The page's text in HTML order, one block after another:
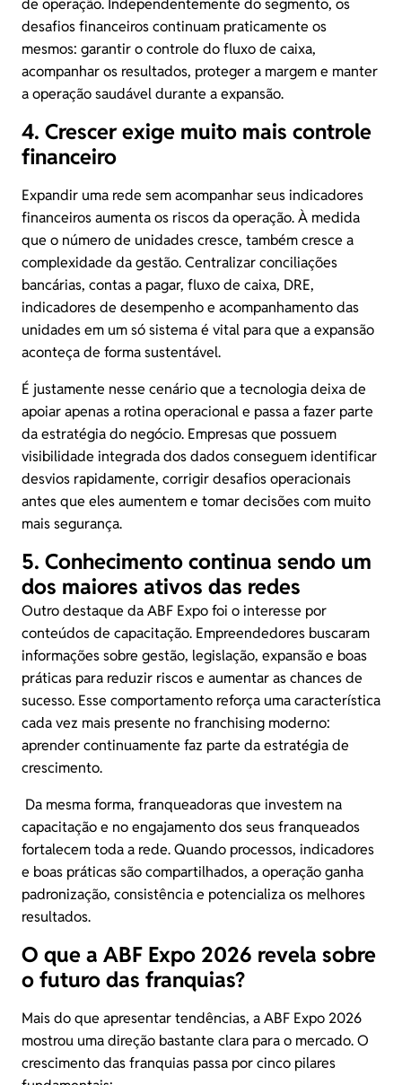
de operação. Independentemente do segmento, os
desafios financeiros continuam praticamente os
mesmos: garantir o controle do fluxo de caixa,
acompanhar os resultados, proteger a margem e manter
a operação saudável durante a expansão.
4. Crescer exige muito mais controle
financeiro
Expandir uma rede sem acompanhar seus indicadores
financeiros aumenta os riscos da operação. À medida
que o número de unidades cresce, também cresce a
complexidade da gestão. Centralizar conciliações
bancárias, contas a pagar, fluxo de caixa, DRE,
indicadores de desempenho e acompanhamento das
unidades em um só sistema é vital para que a expansão
aconteça de forma sustentável.
É justamente nesse cenário que a tecnologia deixa de
apoiar apenas a rotina operacional e passa a fazer parte
da estratégia do negócio. Empresas que possuem
visibilidade integrada dos dados conseguem identificar
desvios rapidamente, corrigir desafios operacionais
antes que eles aumentem e tomar decisões com muito
mais segurança.
5. Conhecimento continua sendo um
dos maiores ativos das redes
Outro destaque da ABF Expo foi o interesse por
conteúdos de capacitação. Empreendedores buscaram
informações sobre gestão, legislação, expansão e boas
práticas para reduzir riscos e aumentar as chances de
sucesso. Esse comportamento reforça uma característica
cada vez mais presente no franchising moderno:
aprender continuamente faz parte da estratégia de
crescimento.
Da mesma forma, franqueadoras que investem na
capacitação e no engajamento dos seus franqueados
fortalecem toda a rede. Quando processos, indicadores
e boas práticas são compartilhados, a operação ganha
padronização, consistência e potencializa os melhores
resultados.
O que a ABF Expo 2026 revela sobre
o futuro das franquias?
Mais do que apresentar tendências, a ABF Expo 2026
mostrou uma direção bastante clara para o mercado. O
crescimento das franquias passa por cinco pilares